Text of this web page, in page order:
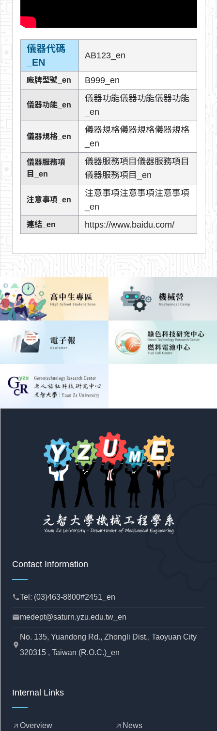
儀器代碼
_EN
AB123_en
廠牌型號_en B999_en
儀器功能_en
儀器功能儀器功能儀器功能
_en
儀器規格_en
儀器規格儀器規格儀器規格
_en
儀器服務項
目_en
儀器服務項目儀器服務項目
儀器服務項目_en
注意事項_en
注意事項注意事項注意事項
_en
連結_en https://www.baidu.com/
Contact Information
phoneTel: (03)463-8800#2451_en
mailmedept@saturn.yzu.edu.tw_en
location_pin
No. 135, Yuandong Rd., Zhongli Dist., Taoyuan City
320315 , Taiwan (R.O.C.)_en
Internal Links
arrow_outward Overview arrow_outward News